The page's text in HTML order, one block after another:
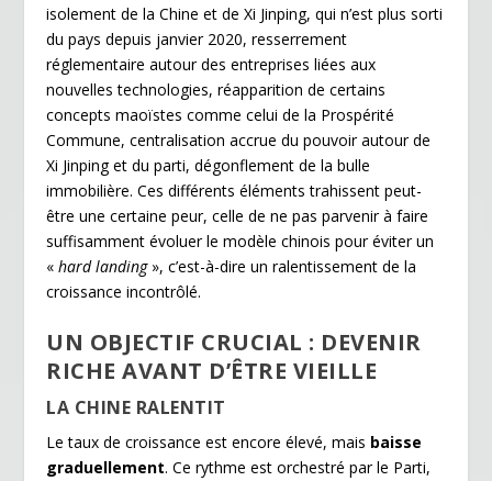
isolement de la Chine et de Xi Jinping, qui n’est plus sorti
du pays depuis janvier 2020, resserrement
réglementaire autour des entreprises liées aux
nouvelles technologies, réapparition de certains
concepts maoïstes comme celui de la Prospérité
Commune, centralisation accrue du pouvoir autour de
Xi Jinping et du parti, dégonflement de la bulle
immobilière. Ces différents éléments trahissent peut-
être une certaine peur, celle de ne pas parvenir à faire
suffisamment évoluer le modèle chinois pour éviter un
«hard landing», c’est-à-dire un ralentissement de la
croissance incontrôlé.
UN OBJECTIF CRUCIAL : DEVENIR
RICHE AVANT D’ÊTRE VIEILLE
LA CHINE RALENTIT
Le taux de croissance est encore élevé, mais baisse
graduellement. Ce rythme est orchestré par le Parti,